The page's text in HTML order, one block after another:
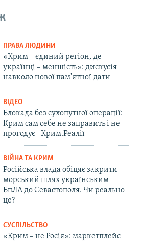
ПРАВА ЛЮДИНИ
«Крим – єдиний регіон, де
українці – меншість»: дискусія
навколо нової пам'ятної дати
ВІДЕО
Блокада без сухопутної операції:
Крим сам себе не заправить і не
прогодує | Крим.Реалії
ВІЙНА ТА КРИМ
Російська влада обіцяє закрити
морський шлях українським
БпЛА до Севастополя. Чи реально
це?
СУСПІЛЬСТВО
«Крим – не Росія»: маркетплейс